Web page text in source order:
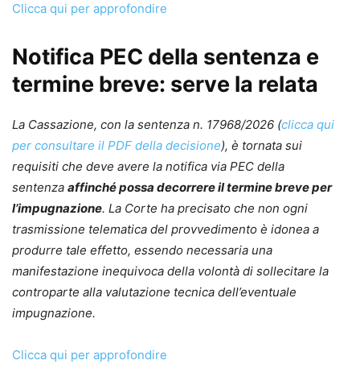
Clicca qui per approfondire
Notifica PEC della sentenza e
termine breve: serve la relata
La Cassazione, con la sentenza n. 17968/2026 (clicca qui
per consultare il PDF della decisione), è tornata sui
requisiti che deve avere la notifica via PEC della
sentenza affinché possa decorrere il termine breve per
l’impugnazione. La Corte ha precisato che non ogni
trasmissione telematica del provvedimento è idonea a
produrre tale effetto, essendo necessaria una
manifestazione inequivoca della volontà di sollecitare la
controparte alla valutazione tecnica dell’eventuale
impugnazione.
Clicca qui per approfondire